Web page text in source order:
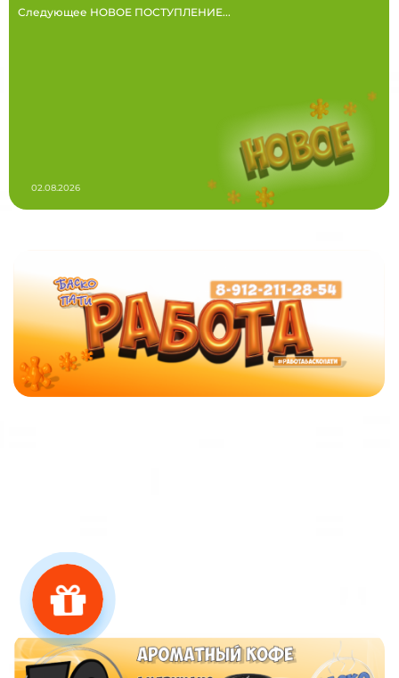
Следующее НОВОЕ ПОСТУПЛЕНИЕ...
02.08.2026